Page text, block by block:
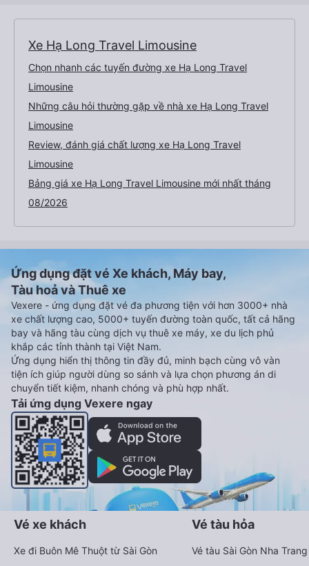
Xe Hạ Long Travel Limousine
Chọn nhanh các tuyến đường xe Hạ Long Travel
Limousine
Những câu hỏi thường gặp về nhà xe Hạ Long Travel
Limousine
Review, đánh giá chất lượng xe Hạ Long Travel
Limousine
Bảng giá xe Hạ Long Travel Limousine mới nhất tháng
08/2026
Ứng dụng đặt vé Xe khách, Máy bay,
Tàu hoả và Thuê xe
Vexere - ứng dụng đặt vé đa phương tiện với hơn 3000+ nhà
xe chất lượng cao, 5000+ tuyến đường toàn quốc, tất cả hãng
bay và hãng tàu cùng dịch vụ thuê xe máy, xe du lịch phủ
khắp các tỉnh thành tại Việt Nam.
Ứng dụng hiển thị thông tin đầy đủ, minh bạch cùng vô vàn
tiện ích giúp người dùng so sánh và lựa chọn phương án di
chuyển tiết kiệm, nhanh chóng và phù hợp nhất.
Tải ứng dụng Vexere ngay
Vé xe khách
Xe đi Buôn Mê Thuột từ Sài Gòn
Vé tàu hỏa
Vé tàu Sài Gòn Nha Trang